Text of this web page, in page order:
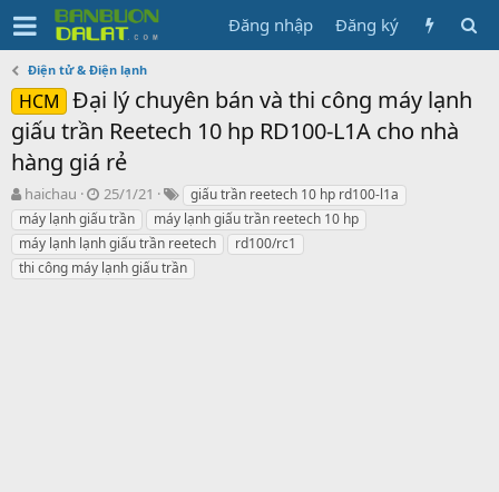
Đăng nhập Đăng ký
Điện tử & Điện lạnh
HCM Đại lý chuyên bán và thi công máy lạnh
giấu trần Reetech 10 hp RD100-L1A cho nhà
hàng giá rẻ
N
g
ư
ờ
i
haichau
N
g
à
y
g
25/1/21
T
ừ
k
h
ó
giấu trần reetech 10 hp rd100-l1a
máy lạnh giấu trần
máy lạnh giấu trần reetech 10 hp
máy lạnh lạnh giấu trần reetech
rd100/rc1
thi công máy lạnh giấu trần